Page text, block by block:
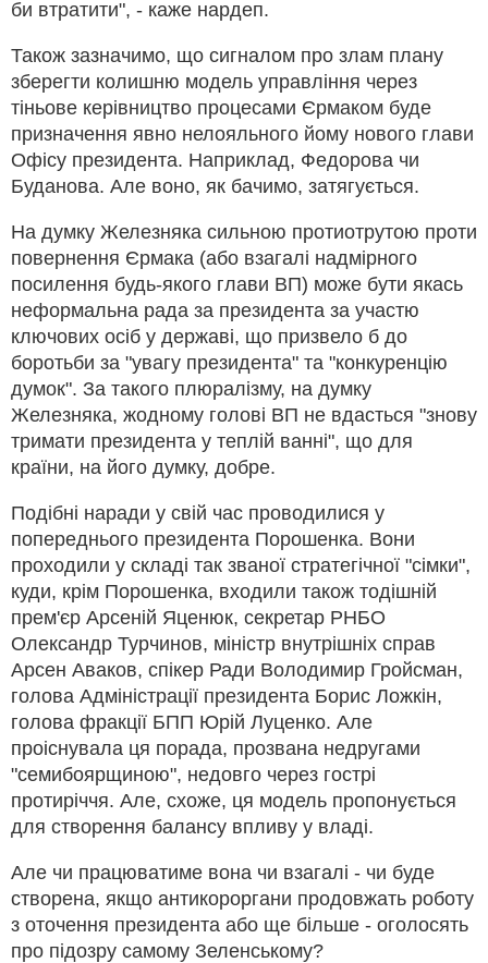
би втратити", - каже нардеп.
Також зазначимо, що сигналом про злам плану
зберегти колишню модель управління через
тіньове керівництво процесами Єрмаком буде
призначення явно нелояльного йому нового глави
Офісу президента. Наприклад, Федорова чи
Буданова. Але воно, як бачимо, затягується.
На думку Железняка сильною протиотрутою проти
повернення Єрмака (або взагалі надмірного
посилення будь-якого глави ВП) може бути якась
неформальна рада за президента за участю
ключових осіб у державі, що призвело б до
боротьби за "увагу президента" та "конкуренцію
думок". За такого плюралізму, на думку
Железняка, жодному голові ВП не вдасться "знову
тримати президента у теплій ванні", що для
країни, на його думку, добре.
Подібні наради у свій час проводилися у
попереднього президента Порошенка. Вони
проходили у складі так званої стратегічної "сімки",
куди, крім Порошенка, входили також тодішній
прем'єр Арсеній Яценюк, секретар РНБО
Олександр Турчинов, міністр внутрішніх справ
Арсен Аваков, спікер Ради Володимир Гройсман,
голова Адміністрації президента Борис Ложкін,
голова фракції БПП Юрій Луценко. Але
проіснувала ця порада, прозвана недругами
"семибоярщиною", недовго через гострі
протиріччя. Але, схоже, ця модель пропонується
для створення балансу впливу у владі.
Але чи працюватиме вона чи взагалі - чи буде
створена, якщо антикороргани продовжать роботу
з оточення президента або ще більше - оголосять
про підозру самому Зеленському?